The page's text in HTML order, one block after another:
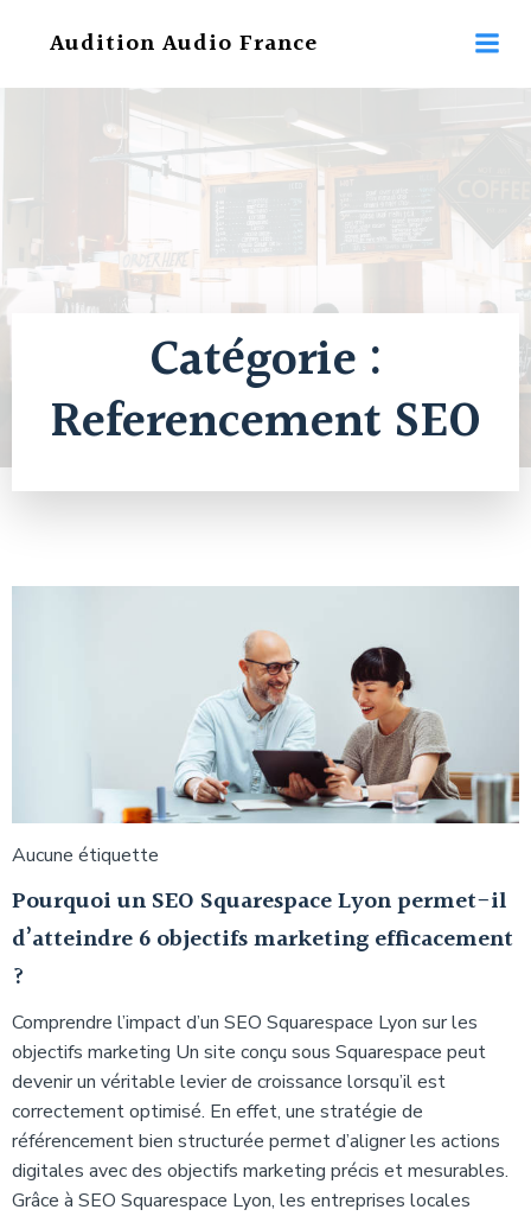
au
Audition Audio France
Catégorie :
Referencement SEO
Aucune étiquette
Pourquoi un SEO Squarespace Lyon permet-il
d’atteindre 6 objectifs marketing efficacement
?
Comprendre l’impact d’un SEO Squarespace Lyon sur les
objectifs marketing Un site conçu sous Squarespace peut
devenir un véritable levier de croissance lorsqu’il est
correctement optimisé. En effet, une stratégie de
référencement bien structurée permet d’aligner les actions
digitales avec des objectifs marketing précis et mesurables.
Grâce à SEO Squarespace Lyon, les entreprises locales